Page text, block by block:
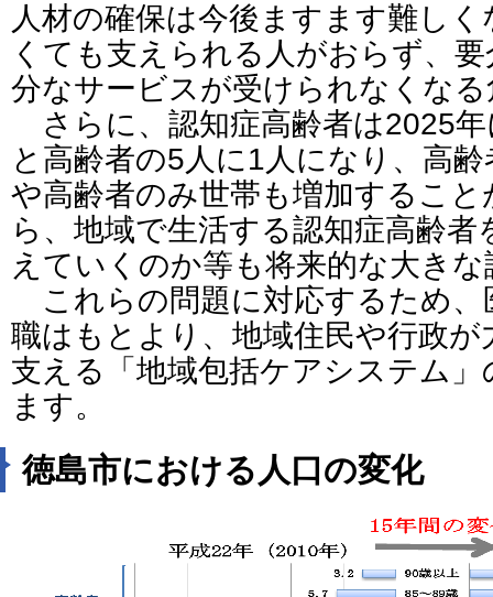
人材の確保は今後ますます難し
くても支えられる人がおらず、
分なサービスが受けられなくな
さらに、認知症高齢者は2025
と高齢者の5人に1人になり、高
や高齢者のみ世帯も増加するこ
ら、地域で生活する認知症高齢
えていくのか等も将来的な大き
これらの問題に対応するため、
職はもとより、地域住民や行政
支える「地域包括ケアシステム
ます。
徳島市における人口の変化